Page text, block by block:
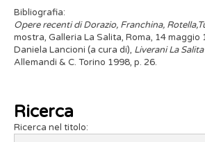
Bibliografia:
Opere recenti di Dorazio, Franchina,
mostra, Galleria La Salita, Roma, 14 maggio
Daniela Lancioni (a cura di), Liverani La
Allemandi & C. Torino 1998, p. 26.
Ricerca
Ricerca nel titolo: